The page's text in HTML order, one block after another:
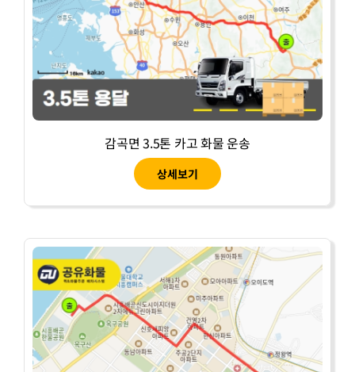
감곡면 3.5톤 카고 화물 운송
상세보기